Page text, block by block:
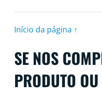
Início da página ↑
SE NOS
PRODUTO